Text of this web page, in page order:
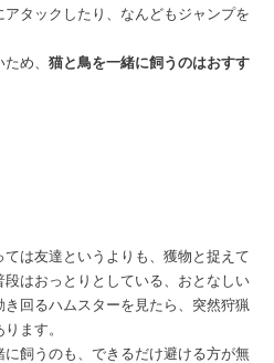
タックしたり、なんどもジャンプを
め、 猫と鳥を一緒に飼うのはおすす
は友達というよりも、獲物と捉えて
はおっとりとしている、おとなしい
回るハムスターを見たら、突然狩猟
ます。
飼うのも、できるだけ避ける方が無